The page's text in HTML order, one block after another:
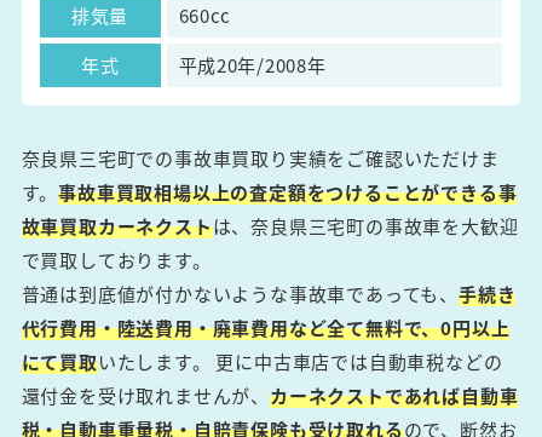
排気量
660cc
年式
平成20年/2008年
奈良県三宅町での事故車買取り実績をご確認いただけま
す。事故車買取相場以上の査定額をつけることができる事
故車買取カーネクストは、奈良県三宅町の事故車を大歓迎
で買取しております。
普通は到底値が付かないような事故車であっても、手続き
代行費用・陸送費用・廃車費用など全て無料で、0円以上
にて買取いたします。 更に中古車店では自動車税などの
還付金を受け取れませんが、カーネクストであれば自動車
税・自動車重量税・自賠責保険も受け取れるので、断然お